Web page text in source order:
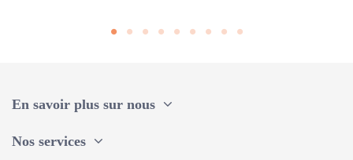
En savoir plus sur nous
Nos services